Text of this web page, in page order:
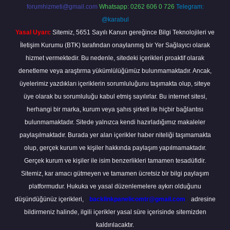
forumhizmeti@gmail.com Whatsapp: 0262 606 0 726 Telegram:
@karabul
Yasal Uyarı: Sitemiz, 5651 Sayılı Kanun gereğince Bilgi Teknolojileri ve
İletişim Kurumu (BTK) tarafından onaylanmış bir Yer Sağlayıcı olarak
hizmet vermektedir. Bu nedenle, sitedeki içerikleri proaktif olarak
denetleme veya araştırma yükümlülüğümüz bulunmamaktadır. Ancak,
üyelerimiz yazdıkları içeriklerin sorumluluğunu taşımakta olup, siteye
üye olarak bu sorumluluğu kabul etmiş sayılırlar. Bu internet sitesi,
herhangi bir marka, kurum veya şahıs şirketi ile hiçbir bağlantısı
bulunmamaktadır. Sitede yalnızca kendi hazırladığımız makaleler
paylaşılmaktadır. Burada yer alan içerikler haber niteliği taşımamakta
olup, gerçek kurum ve kişiler hakkında paylaşım yapılmamaktadır.
Gerçek kurum ve kişiler ile isim benzerlikleri tamamen tesadüfidir.
Sitemiz, kar amacı gütmeyen ve tamamen ücretsiz bir bilgi paylaşım
platformudur. Hukuka ve yasal düzenlemelere aykırı olduğunu
düşündüğünüz içerikleri,
backlinkpanelicomtr@gmail.com
adresine
bildirmeniz halinde, ilgili içerikler yasal süre içerisinde sitemizden
kaldırılacaktır.